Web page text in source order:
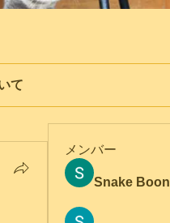
て
メンバー
Snake Boon